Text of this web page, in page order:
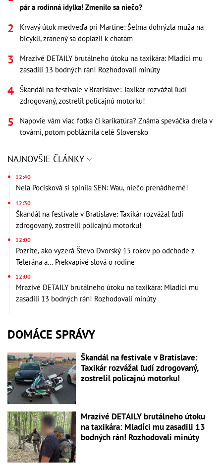
pár a rodinná idylka! Zmenilo sa niečo?
Krvavý útok medveďa pri Martine: Šelma dohrýzla muža na
bicykli, zranený sa doplazil k chatám
Mrazivé DETAILY brutálneho útoku na taxikára: Mladíci mu
zasadili 13 bodných rán! Rozhodovali minúty
Škandál na festivale v Bratislave: Taxikár rozvážal ľudí
zdrogovaný, zostrelil policajnú motorku!
Napovie vám viac fotka či karikatúra? Známa speváčka drela v
továrni, potom pobláznila celé Slovensko
NAJNOVŠIE ČLÁNKY
12:40
Nela Pocisková si splnila SEN: Wau, niečo prenádherné!
12:30
Škandál na festivale v Bratislave: Taxikár rozvážal ľudí
zdrogovaný, zostrelil policajnú motorku!
12:00
Pozrite, ako vyzerá Števo Dvorský 15 rokov po odchode z
Telerána a... Prekvapivé slová o rodine
12:00
Mrazivé DETAILY brutálneho útoku na taxikára: Mladíci mu
zasadili 13 bodných rán! Rozhodovali minúty
DOMÁCE SPRÁVY
Škandál na festivale v Bratislave:
Taxikár rozvážal ľudí zdrogovaný,
zostrelil policajnú motorku!
Mrazivé DETAILY brutálneho útoku
na taxikára: Mladíci mu zasadili 13
bodných rán! Rozhodovali minúty